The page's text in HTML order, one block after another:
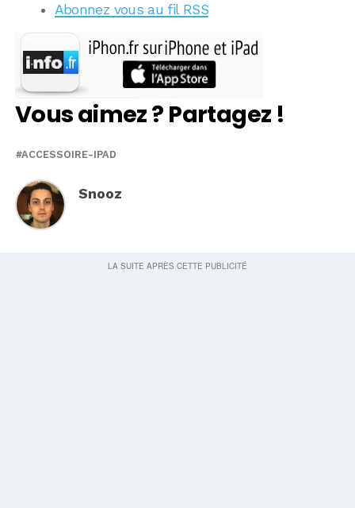
Abonnez vous au fil RSS
Vous aimez ? Partagez !
ACCESSOIRE-IPAD
Snooz